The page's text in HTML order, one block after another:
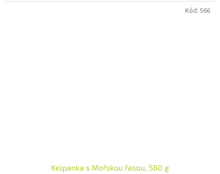
Kelpanka s Mořskou řasou, 560 g
Kód: 566